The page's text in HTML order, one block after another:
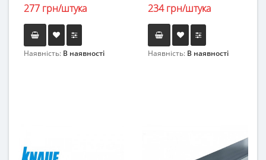
277 грн/штука
Наявність: В наявності
234 грн/штука
Наявність: В наявності